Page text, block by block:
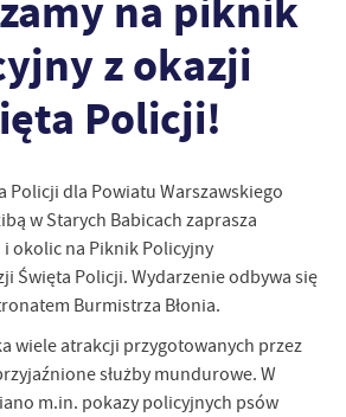
na piknik
z okazji
Policji!
Policji dla Powiatu Warszawskiego
w Starych Babicach zaprasza
i okolic na Piknik Policyjny
Święta Policji. Wydarzenie odbywa się
Burmistrza Błonia.
wiele atrakcji przygotowanych przez
służby mundurowe. W
m.in. pokazy policyjnych psów
funkcjonalności czy prezentowanych
możemy zapewnić Ci większy komfort
naszej strony poprzez dopasowanie
preferencji. Wyrażenie zgody na
pomagają nam rozwijać się i
potrzeb.
na uzyskanie informacji w zakresie
internetowej, miejsca oraz częstotliwości,
serwisy www. Dane pozwalają nam na
Zgromadzone informacje są
Wyrażenie zgody na
gwarantuje dostępność wszystkich
cookies prezentujemy Ci najciekawsze
na stronach naszych partnerów.